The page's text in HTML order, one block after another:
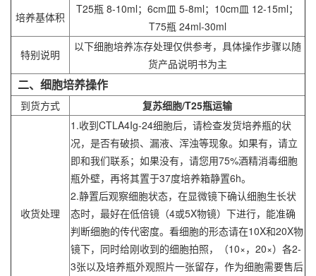
培养基体积
T25瓶 8-10ml；6cm皿 5-8ml；10cm皿 12-15ml；
T75瓶 24ml-30ml
特别说明
以下细胞培养冻存处理仅供参考，具体操作步骤以随
货产品说明书为主
二、细胞培养操作
到货方式 复苏细胞/T25瓶运输
收货处理
1.收到CTLA4Ig-24细胞后，请检查发货培养瓶的状
况，是否有破损、漏液、浑浊等现象。如果有，请立
即和我们联系；如果没有，请您用75%酒精消毒细胞
瓶外壁，再将其置于37度培养箱静置6h。
2.静置后观察细胞状态，在显微镜下确认细胞生长状
态时，最好在低倍镜（4或5X物镜）下进行，能准确
判断细胞的传代密度。看细胞的形态请在10X和20X物
镜下，同时给刚收到的细胞拍照，（10×，20×）各2-
3张以及培养瓶外观照片一张留存，作为细胞需要售后